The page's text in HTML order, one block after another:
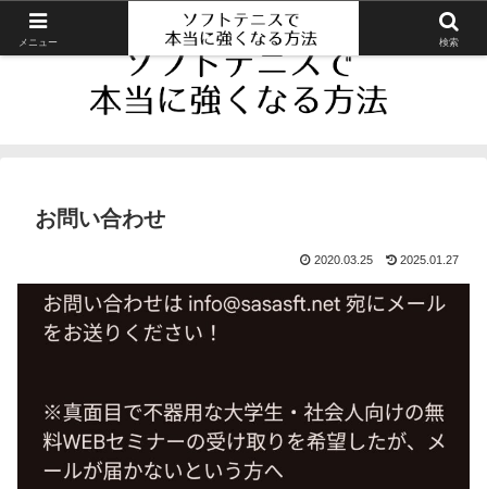
お問い合わせ
2020.03.25 2025.01.27
メニュー 検索